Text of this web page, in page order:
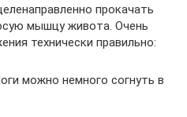
прокачать
мышцу живота. Очень
технически правильно:
можно немного согнуть в